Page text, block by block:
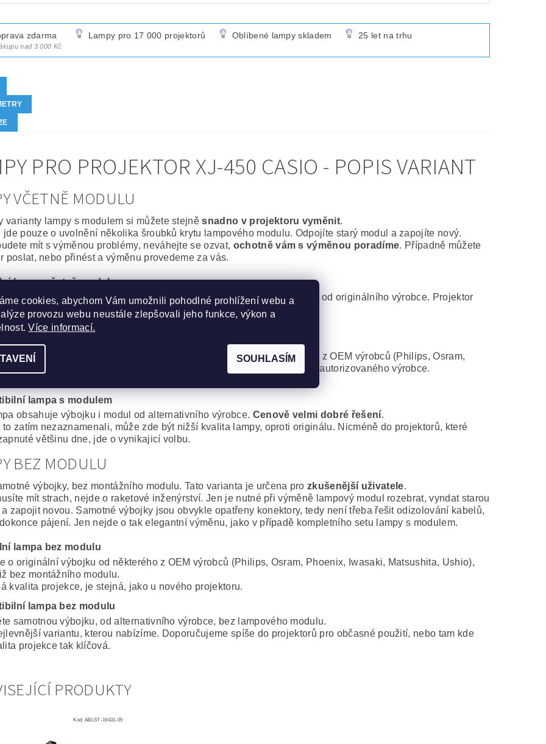
zdarma
nad 3 000 Kč
Lampy pro 17 000 projektorů Oblíbené lampy skladem 25 let na trhu
PRO PROJEKTOR XJ-450 CASIO - POPIS VARIANT
VČETNĚ MODULU
varianty lampy s modulem si můžete stejněsnadno v projektoru vyměnit.
jde pouze o uvolnění několika šroubků krytu lampového modulu. Odpojíte starý modul a zapojíte nový.
mít s výměnou problémy, neváhejte se ozvat, ochotně vám s výměnou poradíme. Případně můžete
poslat, nebo přinést a výměnu provedeme za vás.
lampa včetně modulu
co můžete svému projektoru pořídit. Výbojka i montážní modul jsou od originálního výrobce. Projektor
výměně jako nový
spolehlivost a výdrž bez kompromisů.
řešení, za výhodnou cenu. Kvalitní originální výbojka od některého z OEM výrobců (Philips, Osram,
Iwasaki, Matsushita, Ushio) s montážním modulem od kompatibilního autorizovaného výrobce.
lampa s modulem
obsahuje výbojku i modul od alternativního výrobce. Cenově velmi dobré řešení.
to zatím nezaznamenali, může zde být nižší kvalita lampy, oproti originálu. Nicméně do projektorů, které
většinu dne, jde o vynikajicí volbu.
BEZ MODULU
výbojky, bez montážního modulu. Tato varianta je určena prozkušenější uživatele.
mít strach, nejde o raketové inženýrství. Jen je nutné při výměně lampový modul rozebrat, vyndat starou
zapojit novou. Samotné výbojky jsou obvykle opatřeny konektory, tedy není třeba řešit odizolování kabelů,
pájení. Jen nejde o tak elegantní výměnu, jako v případě kompletního setu lampy s modulem.
lampa bez modulu
o originální výbojku od některého z OEM výrobců (Philips, Osram, Phoenix, Iwasaki, Matsushita, Ushio),
bez montážního modulu.
kvalita projekce, je stejná, jako u nového projektoru.
lampa bez modulu
samotnou výbojku, od alternativního výrobce, bez lampového modulu.
variantu, kterou nabízíme. Doporučujeme spíše do projektorů pro občasné použití, nebo tam kde
projekce tak klíčová.
PRODUKTY
Kód: ABLST-19431-05
cookies, abychom Vám umožnili pohodlné prohlížení webu a
provozu webu neustále zlepšovali jeho funkce, výkon a
Více informací.
SOUHLASÍM